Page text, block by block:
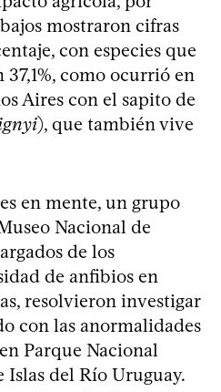
mostraron cifras
con especies que
como ocurrió en
Aires con el sapito de
), que también vive
en mente, un grupo
Nacional de
de los
de anfibios en
resolvieron investigar
con las anormalidades
Parque Nacional
Islas del Río Uruguay.